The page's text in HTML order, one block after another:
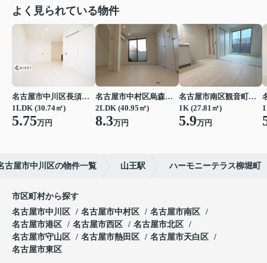
よく見られている物件
名古屋市中川区長須賀３丁目
1LDK (30.74㎡)
5.75万円
名古屋市中村区烏森町４丁目
2LDK (40.95㎡)
8.3万円
名古屋市南区観音町５丁目
1K (27.81㎡)
5.9万円
古屋市中川区の物件一覧 山王駅 ハーモニーテラス柳堀町
市区町村から探す
名古屋市中川区
名古屋市中村区
名古屋市南区
名古屋市港区
名古屋市西区
名古屋市北区
名古屋市守山区
名古屋市熱田区
名古屋市天白区
名古屋市東区